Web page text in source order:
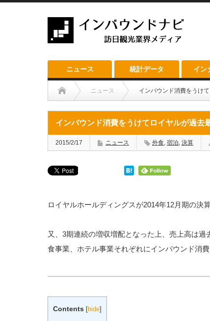
ニュース 統計データ イン
ニュース インバウンド消費をうけ
インバウンド消費をうけてロイヤルが過去
2015/2/17 ニュース 外食, 宿泊, 決算
ロイヤルホールディングスが2014年12月期の決
又、3期連続の増収増配となった上、売上高は
食事業、ホテル事業それぞれにインバウンド消費
Contents [hide]